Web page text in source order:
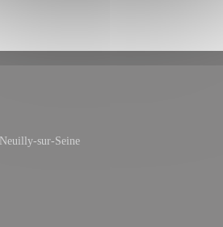
sur-Seine((新しいウィンドウで開き